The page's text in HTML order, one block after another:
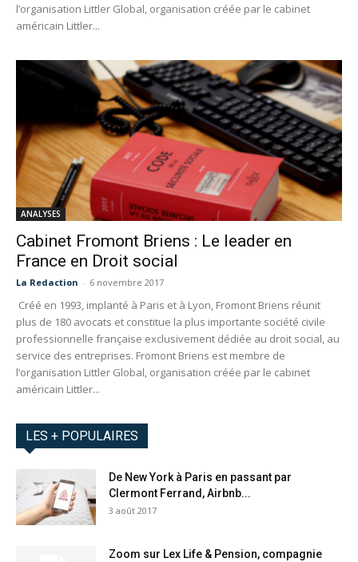
l’organisation Littler Global, organisation créée par le cabinet
américain Littler...
ANALYSES
Cabinet Fromont Briens : Le leader en
France en Droit social
La Redaction - 6 novembre 2017
Créé en 1993, implanté à Paris et à Lyon, Fromont Briens réunit
plus de 180 avocats et constitue la plus importante société civile
professionnelle française exclusivement dédiée au droit social, au
service des entreprises. Fromont Briens est membre de
l’organisation Littler Global, organisation créée par le cabinet
américain Littler...
LES + POPULAIRES
De New York à Paris en passant par
Clermont Ferrand, Airbnb...
3 août 2017
Zoom sur Lex Life & Pension, compagnie